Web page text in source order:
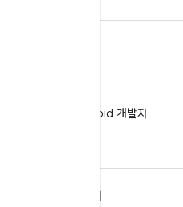
WeChat에서 Android 개발자
탐색